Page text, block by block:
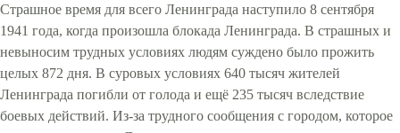
Страшное время для всего Ленинграда наступило 8 сентября
1941 года, когда произошла блокада Ленинграда. В страшных и
невыносим трудных условиях людям суждено было прожить
целых 872 дня. В суровых условиях 640 тысяч жителей
Ленинграда погибли от голода и ещё 235 тысяч вследствие
боевых действий. Из-за трудного сообщения с городом, которое